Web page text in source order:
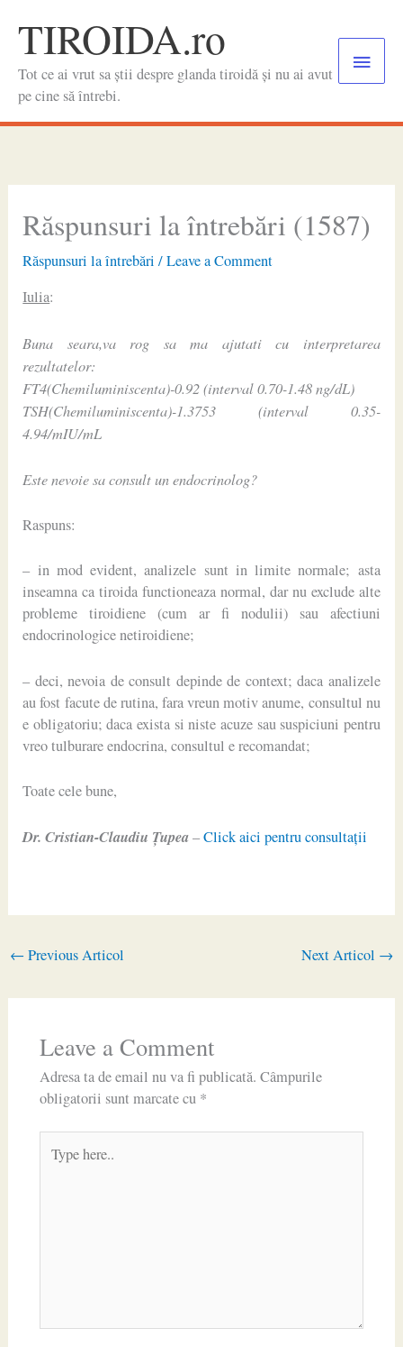
contentTIROIDA.ro
Tot ce ai vrut sa știi despre glanda tiroidă și nu ai avut
pe cine să întrebi.
Main
Răspunsuri la întrebări (1587)
Răspunsuri la întrebări /Leave a Comment
Iulia:
Buna seara,va rog sa ma ajutati cu interpretarea
rezultatelor:
FT4(Chemiluminiscenta)-0.92 (interval 0.70-1.48 ng/dL)
TSH(Chemiluminiscenta)-1.3753 (interval 0.35-
4.94/mIU/mL
Este nevoie sa consult un endocrinolog?
Raspuns:
– in mod evident, analizele sunt in limite normale; asta
inseamna ca tiroida functioneaza normal, dar nu exclude alte
probleme tiroidiene (cum ar fi nodulii) sau afectiuni
endocrinologice netiroidiene;
– deci, nevoia de consult depinde de context; daca analizele
au fost facute de rutina, fara vreun motiv anume, consultul nu
e obligatoriu; daca exista si niste acuze sau suspiciuni pentru
vreo tulburare endocrina, consultul e recomandat;
Toate cele bune,
Dr. Cristian-Claudiu Ţupea–Click aici pentru consultaţii
← Previous Articol Next Articol →
Leave a Comment
Adresa ta de email nu va fi publicată. Câmpurile
obligatorii sunt marcate cu *
here..